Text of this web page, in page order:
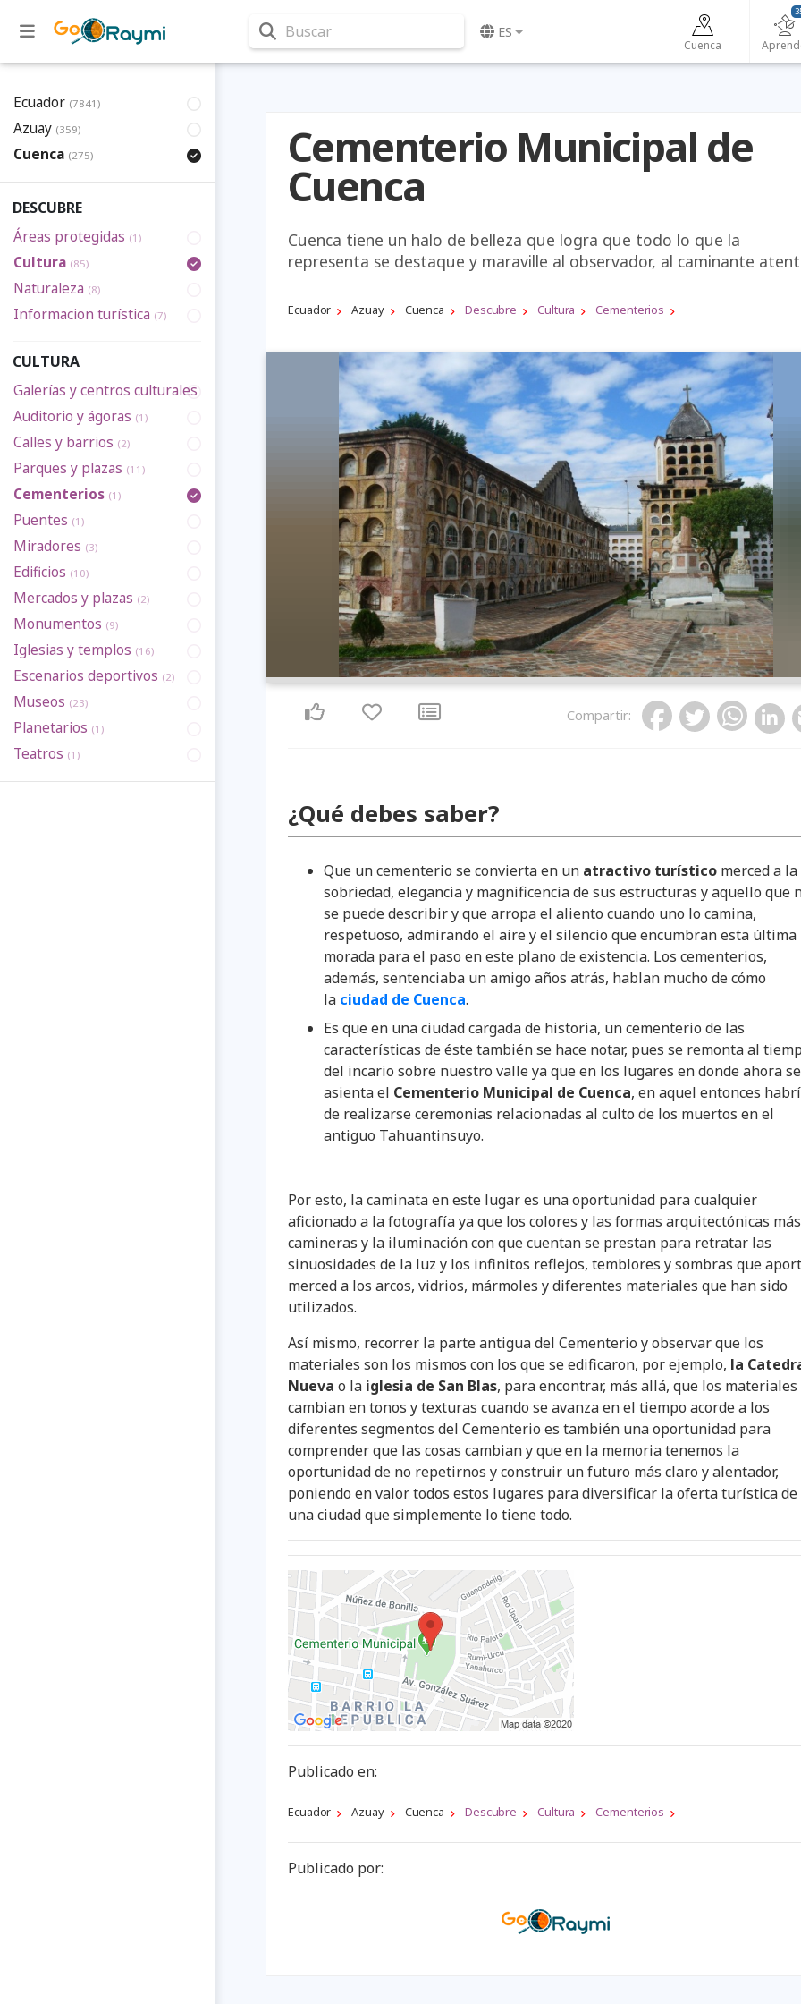
Buscar ES
Cuenca
Ecuador (7841)
Azuay (359)
Cuenca (275)
DESCUBRE
Áreas protegidas (1)
Cultura (85)
Naturaleza (8)
Informacion turística (7)
CULTURA
Galerías y centros culturales
Auditorio y ágoras (1)
Calles y barrios (2)
Parques y plazas (11)
Cementerios (1)
Puentes (1)
Miradores (3)
Edificios (10)
Mercados y plazas (2)
Monumentos (9)
Iglesias y templos (16)
Escenarios deportivos (2)
Museos (23)
Planetarios (1)
Teatros (1)
Cementerio Municipal de
Cuenca
Cuenca tiene un halo de belleza que logra que todo lo que la
representa se destaque y maraville al observador, al caminante
Ecuador Azuay Cuenca Descubre Cultura Cementerios
Compartir:
¿Qué debes saber?
Que un cementerio se convierta en un atractivo turístico merced a la
sobriedad, elegancia y magnificencia de sus estructuras y aquello que
se puede describir y que arropa el aliento cuando uno lo camina,
respetuoso, admirando el aire y el silencio que encumbran esta última
morada para el paso en este plano de existencia. Los cementerios,
además, sentenciaba un amigo años atrás, hablan mucho de cómo
la ciudad de Cuenca.
Es que en una ciudad cargada de historia, un cementerio de las
características de éste también se hace notar, pues se remonta al
del incario sobre nuestro valle ya que en los lugares en donde ahora se
asienta el Cementerio Municipal de Cuenca, en aquel entonces
de realizarse ceremonias relacionadas al culto de los muertos en el
antiguo Tahuantinsuyo.
Por esto, la caminata en este lugar es una oportunidad para cualquier
aficionado a la fotografía ya que los colores y las formas arquitectónicas
camineras y la iluminación con que cuentan se prestan para retratar las
sinuosidades de la luz y los infinitos reflejos, temblores y sombras que
merced a los arcos, vidrios, mármoles y diferentes materiales que han sido
utilizados.
Así mismo, recorrer la parte antigua del Cementerio y observar que los
materiales son los mismos con los que se edificaron, por ejemplo, la
Nueva o la iglesia de San Blas, para encontrar, más allá, que los materiales
cambian en tonos y texturas cuando se avanza en el tiempo acorde a los
diferentes segmentos del Cementerio es también una oportunidad para
comprender que las cosas cambian y que en la memoria tenemos la
oportunidad de no repetirnos y construir un futuro más claro y alentador,
poniendo en valor todos estos lugares para diversificar la oferta turística de
una ciudad que simplemente lo tiene todo.
Publicado en:
Ecuador Azuay Cuenca Descubre Cultura Cementerios
Publicado por: